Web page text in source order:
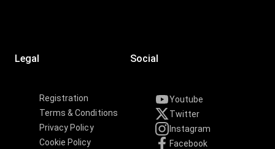
Legal
Registration
Terms & Conditions
Privacy Policy
Cookie Policy
Social
Youtube
Twitter
Instagram
Facebook